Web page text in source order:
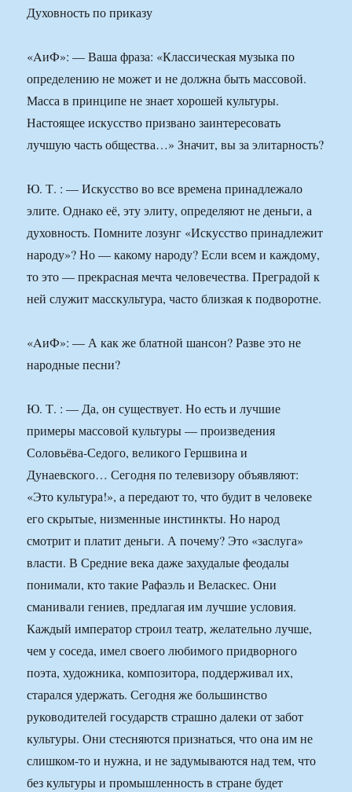
Духовность по приказу
«AиФ»: — Ваша фраза: «Классическая музыка по
определению не может и не должна быть массовой.
Масса в принципе не знает хорошей культуры.
Настоящее искусство призвано заинтересовать
лучшую часть общества…» Значит, вы за элитарность?
Ю. Т. : — Искусство во все времена принадлежало
элите. Однако её, эту элиту, определяют не деньги, а
духовность. Помните лозунг «Искусство принадлежит
народу»? Но — какому народу? Если всем и каждому,
то это — прекрасная мечта человечества. Преградой к
ней служит масскультура, часто близкая к подворотне.
«AиФ»: — А как же блатной шансон? Разве это не
народные песни?
Ю. Т. : — Да, он существует. Но есть и лучшие
примеры массовой культуры — произведения
Соловьёва-Седого, великого Гершвина и
Дунаевского… Сегодня по телевизору объявляют:
«Это культура!», а передают то, что будит в человеке
его скрытые, низменные инстинкты. Но народ
смотрит и платит деньги. А почему? Это «заслуга»
власти. В Средние века даже захудалые феодалы
понимали, кто такие Рафаэль и Веласкес. Они
сманивали гениев, предлагая им лучшие условия.
Каждый император строил театр, желательно лучше,
чем у соседа, имел своего любимого придворного
поэта, художника, композитора, поддерживал их,
старался удержать. Сегодня же большинство
руководителей государств страшно далеки от забот
культуры. Они стесняются признаться, что она им не
слишком-то и нужна, и не задумываются над тем, что
без культуры и промышленность в стране будет